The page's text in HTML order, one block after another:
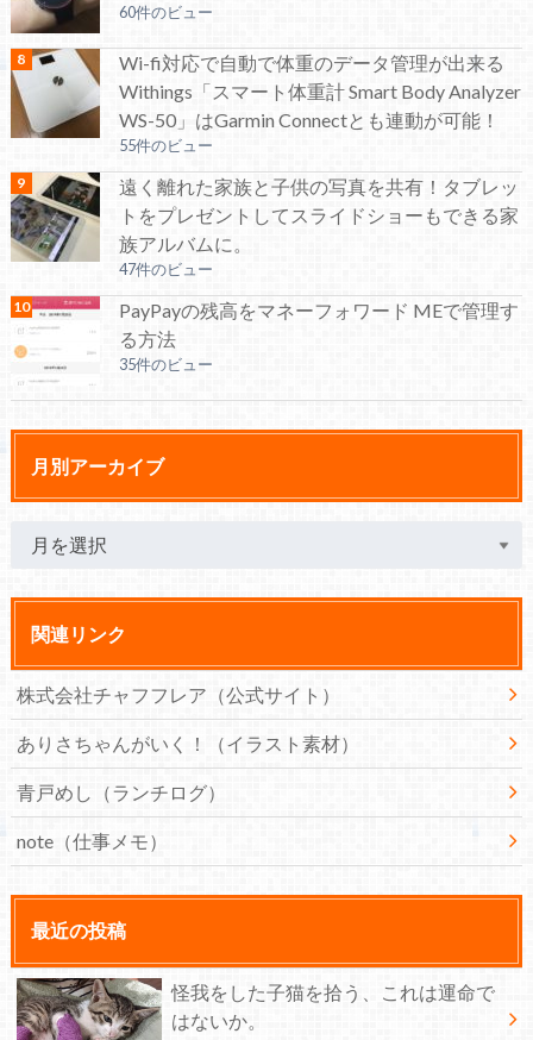
60件のビュー
Wi-fi対応で自動で体重のデータ管理が出来る
Withings「スマート体重計 Smart Body Analyzer
WS-50」はGarmin Connectとも連動が可能！
55件のビュー
遠く離れた家族と子供の写真を共有！タブレッ
トをプレゼントしてスライドショーもできる家
族アルバムに。
47件のビュー
PayPayの残高をマネーフォワード MEで管理す
る方法
35件のビュー
月別アーカイブ
関連リンク
株式会社チャフフレア（公式サイト）
ありさちゃんがいく！（イラスト素材）
青戸めし（ランチログ）
note（仕事メモ）
最近の投稿
怪我をした子猫を拾う、これは運命で
はないか。